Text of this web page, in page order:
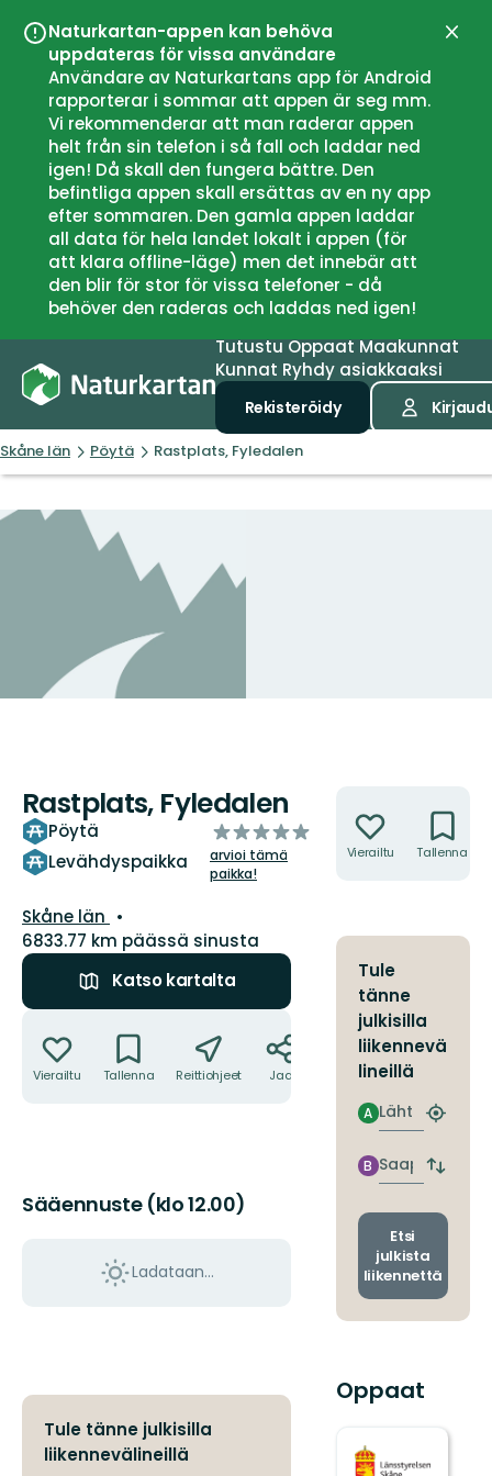
Naturkartan-appen kan behöva
uppdateras för vissa användare
Användare av Naturkartans app för Android
rapporterar i sommar att appen är seg mm.
Vi rekommenderar att man raderar appen
helt från sin telefon i så fall och laddar ned
igen! Då skall den fungera bättre. Den
befintliga appen skall ersättas av en ny app
efter sommaren. Den gamla appen laddar
all data för hela landet lokalt i appen (för
att klara offline-läge) men det innebär att
den blir för stor för vissa telefoner - då
behöver den raderas och laddas ned igen!
Sulje
TutustuOppaatMaakunnat
Kunnat Ryhdy asiakkaaksi
Rekisteröidy
Skåne län Pöytä Rastplats, Fyledalen
Rastplats, Fyledalen
Pöytä
Levähdyspaikka
/5
tähteä
arvioi tämä
paikka!
Kunta:
Skåne län
6833.77 km päässä sinusta
Katso kartalta
Vierailtu Tallenna Reittiohjeet Jaa
Sääennuste (klo 12.00)
Ladataan…
Tule tänne julkisilla
liikennevälineillä
Vierailtu Tallenna
Tule
tänne
julkisilla
liikennevä
lineillä
Lähtö
A
Etsi
pysäkki
Saapuminen
B
Vaihda
ja
Etsi
julkista
liikennettä
Oppaat